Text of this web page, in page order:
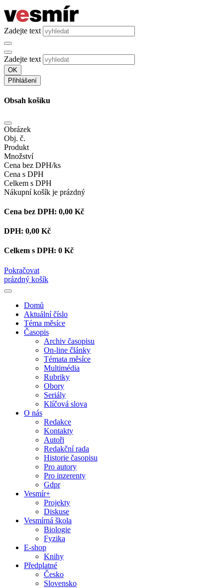
Zadejte text
Zadejte text
OK
Přihlášení
Obsah košíku
Obrázek
Obj. č.
Produkt
Množství
Cena bez DPH/ks
Cena s DPH
Celkem s DPH
Nákupní košík je prázdný
Cena bez DPH: 0,00 Kč
DPH: 0,00 Kč
Celkem s DPH: 0 Kč
Pokračovat
prázdný košík
Domů
Aktuální číslo
Téma měsíce
Časopis
Archiv časopisu
On-line články
Témata měsíce
Multimédia
Rubriky
Obory
Seriály
Klíčová slova
O nás
Redakce
Kontakty
Autoři
Redakční rada
Historie časopisu
Pro autory
Pro inzerenty
Gdpr
Vesmír+
Projekty
Diskuse
Vesmírná škola
Biologie
Fyzika
E-shop
Knihy
Předplatné
Česko
Slovensko